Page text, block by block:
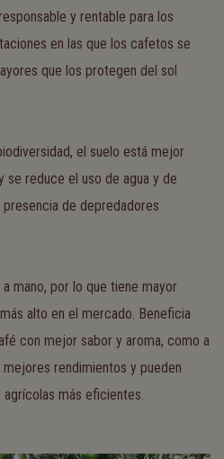
y rentable para los
en las que los cafetos se
que los protegen del sol
el suelo está mejor
reduce el uso de agua y de
de depredadores
mano, por lo que tiene mayor
alto en el mercado. Beneficia
con mejor sabor y aroma, como a
rendimientos y pueden
más eficientes.